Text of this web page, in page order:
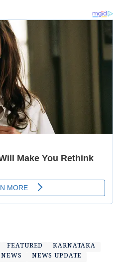
FEATURED
KARNATAKA
NEWS UPDATE